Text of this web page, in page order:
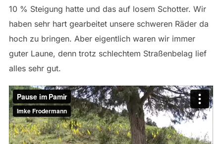
10 % Steigung hatte und das auf losem Schotter. Wir
haben sehr hart gearbeitet unsere schweren Räder da
hoch zu bringen. Aber eigentlich waren wir immer
guter Laune, denn trotz schlechtem Straßenbelag lief
alles sehr gut.